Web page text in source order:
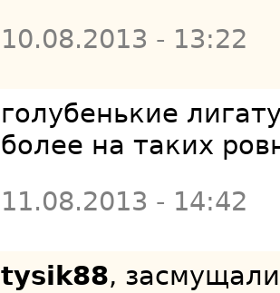
10.08.2013 - 13:22
голубенькие
более на таких
11.08.2013 - 14:42
tysik88,